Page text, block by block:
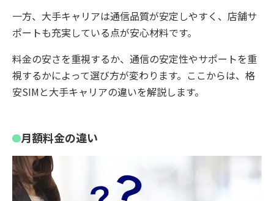
一方、大手キャリアは通信品質が安定しやすく、店舗サ
ポートも充実している点が安心材料です。
料金の安さを重視するか、通信の安定性やサポートを重
視するかによって選び方が変わります。ここからは、格
安SIMと大手キャリアの違いを解説します。
月額料金の違い